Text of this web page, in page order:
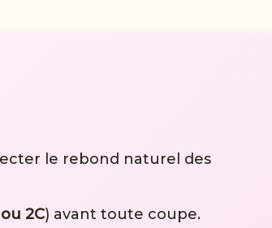
le rebond naturel des
2C) avant toute coupe.